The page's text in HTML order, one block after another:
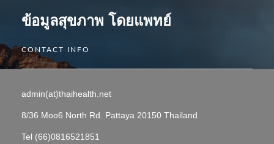
ข้อมูลสุขภาพ โดยแพทย์
CONTACT INFO
admin(at)thaihealth.net
8/36 Moo6 North Rd. Pattaya 20150 Thailand
Tel (66)0816521851